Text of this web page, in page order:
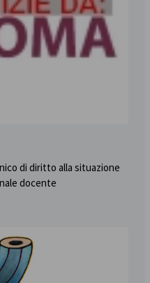
di diritto alla situazione
docente